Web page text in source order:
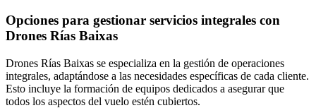
Opciones para gestionar servicios integrales con
Drones Rías Baixas
Drones Rías Baixas se especializa en la gestión de operaciones
integrales, adaptándose a las necesidades específicas de cada cliente.
Esto incluye la formación de equipos dedicados a asegurar que
todos los aspectos del vuelo estén cubiertos.